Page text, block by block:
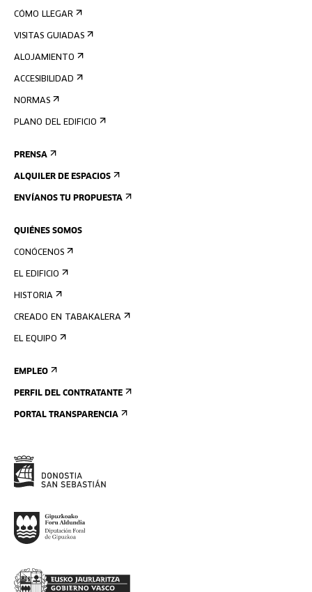
CÓMO LLEGAR
VISITAS GUIADAS
ALOJAMIENTO
ACCESIBILIDAD
NORMAS
PLANO DEL EDIFICIO
PRENSA
ALQUILER DE ESPACIOS
ENVÍANOS TU PROPUESTA
QUIÉNES SOMOS
CONÓCENOS
EL EDIFICIO
HISTORIA
CREADO EN TABAKALERA
EL EQUIPO
EMPLEO
PERFIL DEL CONTRATANTE
PORTAL TRANSPARENCIA